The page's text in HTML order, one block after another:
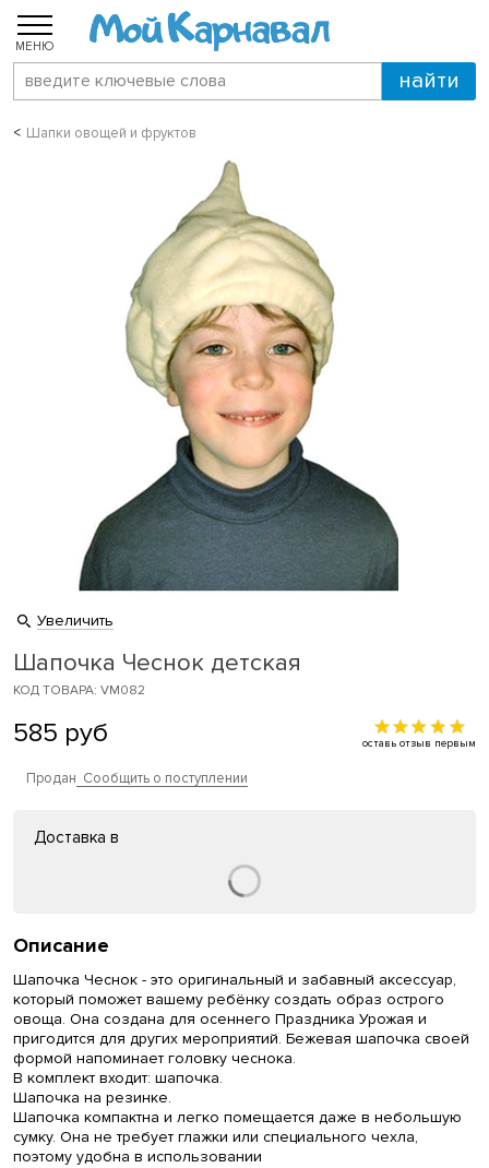
МЕНЮ
Шапки овощей и фруктов
Увеличить
Шапочка Чеснок детская
КОД ТОВАРА: VM082
585 руб оставь отзыв первым
Продан Сообщить о поступлении
Доставка в
Описание
Шапочка Чеснок - это оригинальный и забавный аксессуар,
который поможет вашему ребёнку создать образ острого
овоща. Она создана для осеннего Праздника Урожая и
пригодится для других мероприятий. Бежевая шапочка своей
формой напоминает головку чеснока.
В комплект входит: шапочка.
Шапочка на резинке.
Шапочка компактна и легко помещается даже в небольшую
сумку. Она не требует глажки или специального чехла,
поэтому удобна в использовании